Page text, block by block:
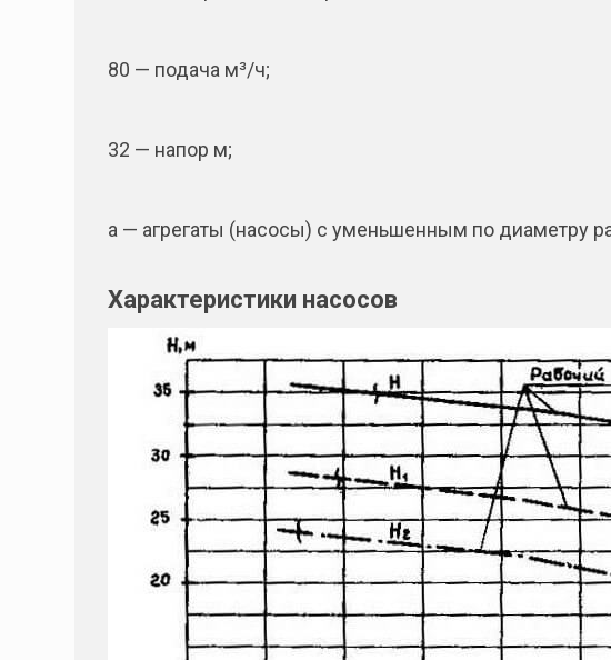
80 — подача м³/ч;
32 — напор м;
а — агрегаты (насосы) с уменьшенным по диаметру
Характеристики насосов